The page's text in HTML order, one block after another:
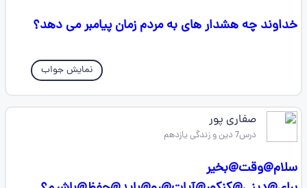
خداوند چه هشدار های به مردم زمان پیامبر می دهد؟
نمایش جواب
صفاری پور
درس7 دین و زندگی یازدهم
سلام@وقت@بخیر